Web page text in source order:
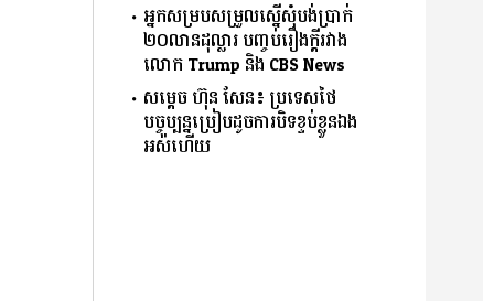
អ្នកសម្របសម្រួលស្នើសុំបង់ប្រាក់
២០លានដុល្លារ បញ្ចប់រឿងក្ដីរវាង
លោក Trump និង CBS News
សម្តេច ហ៊ុន សែន៖ ប្រទេស​ថៃ​
បច្ចុប្បន្នប្រៀបដូចការបិទខ្ទប់ខ្លួនឯង
អស់ហើយ